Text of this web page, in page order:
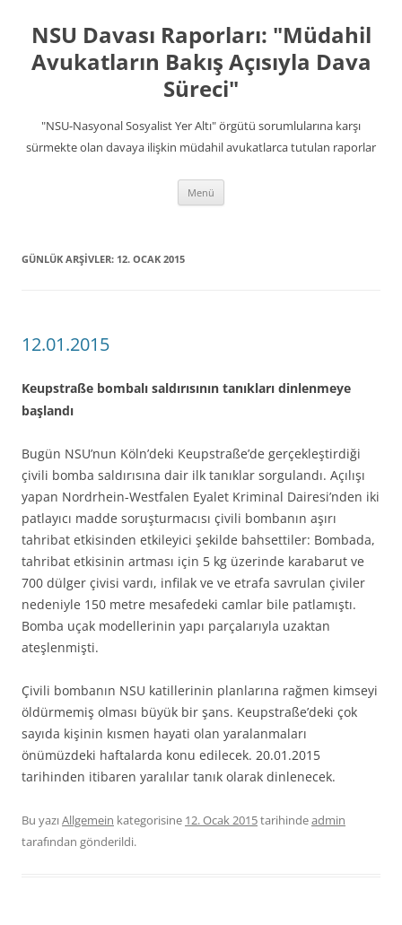
NSU Davası Raporları: "Müdahil
Avukatların Bakış Açısıyla Dava
Süreci"
"NSU-Nasyonal Sosyalist Yer Altı" örgütü sorumlularına karşı
sürmekte olan davaya ilişkin müdahil avukatlarca tutulan raporlar
Menü
GÜNLÜK ARŞIVLER: 12. OCAK 2015
12.01.2015
Keupstraße bombalı saldırısının tanıkları dinlenmeye
başlandı
Bugün NSU’nun Köln’deki Keupstraße’de gerçekleştirdiği
çivili bomba saldırısına dair ilk tanıklar sorgulandı. Açılışı
yapan Nordrhein-Westfalen Eyalet Kriminal Dairesi’nden iki
patlayıcı madde soruşturmacısı çivili bombanın aşırı
tahribat etkisinden etkileyici şekilde bahsettiler: Bombada,
tahribat etkisinin artması için 5 kg üzerinde karabarut ve
700 dülger çivisi vardı, infilak ve ve etrafa savrulan çiviler
nedeniyle 150 metre mesafedeki camlar bile patlamıştı.
Bomba uçak modellerinin yapı parçalarıyla uzaktan
ateşlenmişti.
Çivili bombanın NSU katillerinin planlarına rağmen kimseyi
öldürmemiş olması büyük bir şans. Keupstraße’deki çok
sayıda kişinin kısmen hayati olan yaralanmaları
önümüzdeki haftalarda konu edilecek. 20.01.2015
tarihinden itibaren yaralılar tanık olarak dinlenecek.
Bu yazıAllgemein kategorisine 12. Ocak 2015tarihindeadmin
tarafından gönderildi.